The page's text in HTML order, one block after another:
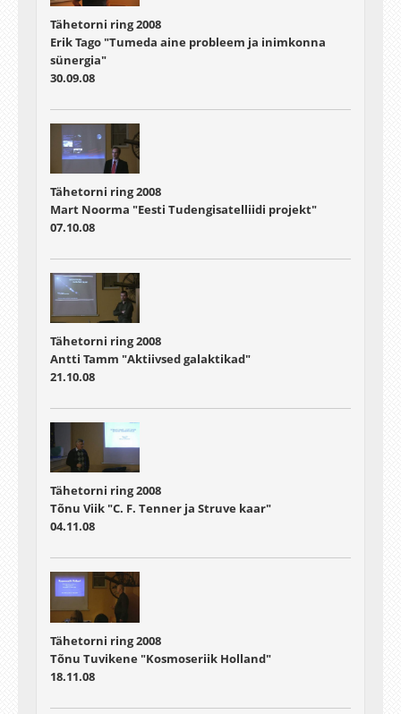
Tähetorni ring 2008
Erik Tago "Tumeda aine probleem ja inimkonna
sünergia"
30.09.08
Tähetorni ring 2008
Mart Noorma "Eesti Tudengisatelliidi projekt"
07.10.08
Tähetorni ring 2008
Antti Tamm "Aktiivsed galaktikad"
21.10.08
Tähetorni ring 2008
Tõnu Viik "C. F. Tenner ja Struve kaar"
04.11.08
Tähetorni ring 2008
Tõnu Tuvikene "Kosmoseriik Holland"
18.11.08